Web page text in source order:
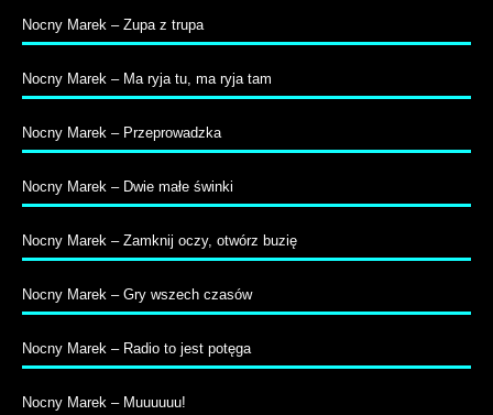
Nocny Marek – Zupa z trupa
Nocny Marek – Ma ryja tu, ma ryja tam
Nocny Marek – Przeprowadzka
Nocny Marek – Dwie małe świnki
Nocny Marek – Zamknij oczy, otwórz buzię
Nocny Marek – Gry wszech czasów
Nocny Marek – Radio to jest potęga
Nocny Marek – Muuuuuu!